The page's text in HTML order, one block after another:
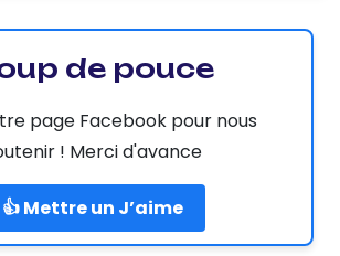
de pouce
page Facebook pour nous
! Merci d'avance
👍 Mettre un J’aime